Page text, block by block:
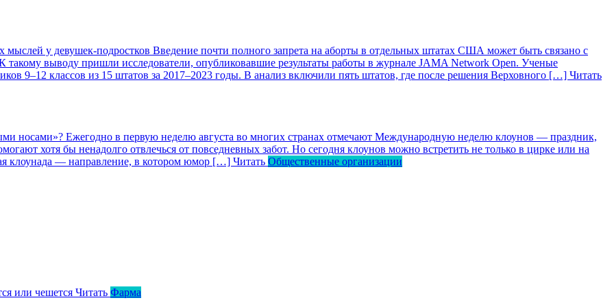
мыслей у девушек-подростков Введение почти полного запрета на аборты в отдельных штатах США может быть связано с
такому выводу пришли исследователи, опубликовавшие результаты работы в журнале JAMA Network Open. Ученые
9–12 классов из 15 штатов за 2017–2023 годы. В анализ включили пять штатов, где после решения Верховного […] Читать
носами»? Ежегодно в первую неделю августа во многих странах отмечают Международную неделю клоунов — праздник,
хотя бы ненадолго отвлечься от повседневных забот. Но сегодня клоунов можно встретить не только в цирке или на
клоунада — направление, в котором юмор […] Читать Общественные организации
или чешется Читать Фарма